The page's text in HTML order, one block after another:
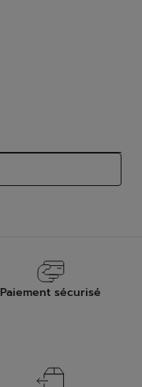
Paiement sécurisé